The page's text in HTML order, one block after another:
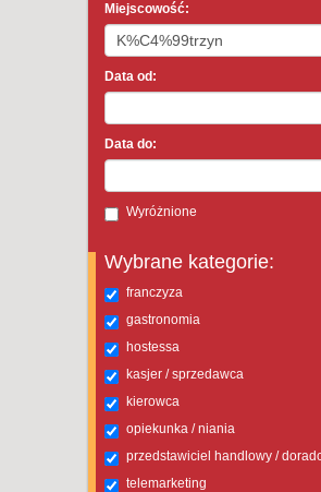
Miejscowość:
Data od:
Data do:
Wyróżnione
Wybrane kategorie:
franczyza
gastronomia
hostessa
kasjer / sprzedawca
kierowca
opiekunka / niania
przedstawiciel handlowy /
telemarketing